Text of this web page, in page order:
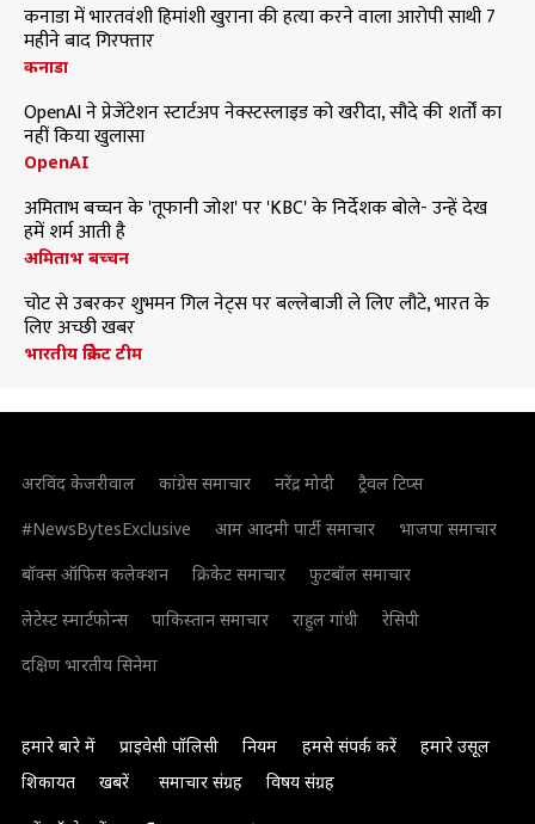
कनाडा में भारतवंशी हिमांशी खुराना की हत्या करने वाला आरोपी साथी 7
महीने बाद गिरफ्तार
कनाडा
OpenAI ने प्रेजेंटेशन स्टार्टअप नेक्स्टस्लाइड को खरीदा, सौदे की शर्तों का
नहीं किया खुलासा
OpenAI
अमिताभ बच्चन के 'तूफानी जोश' पर 'KBC' के निर्देशक बोले- उन्हें देख
हमें शर्म आती है
अमिताभ बच्चन
चोट से उबरकर शुभमन गिल नेट्स पर बल्लेबाजी ले लिए लौटे, भारत के
लिए अच्छी खबर
भारतीय क्रिकेट टीम
अरविंद केजरीवाल कांग्रेस समाचार नरेंद्र मोदी
ट्रैवल टिप्स
#NewsBytesExclusive
आम आदमी पार्टी समाचार
भाजपा समाचार
बॉक्स ऑफिस कलेक्शन
क्रिकेट समाचार
फुटबॉल समाचार
लेटेस्ट स्मार्टफोन्स
पाकिस्तान समाचार राहुल गांधी
रेसिपी
दक्षिण भारतीय सिनेमा
हमारे बारे में प्राइवेसी पॉलिसी नियम हमसे संपर्क करें
हमारे उसूल
शिकायत
खबरें समाचार संग्रह विषय संग्रह